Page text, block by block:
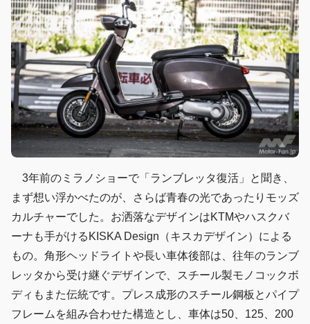
3年前のミラノショーで「ランブレッタ復活」と聞き、
まず想い浮かべたのが、さらば青春の光であったりモッズ
カルチャーでした。お洒落なデザインはKTMやハスクバ
ーナも手がけるKISKA Design（キスカデザイン）による
もの。角形ヘッドライトや長い車体後部は、往年のランブ
レッタから受け継ぐデザインで、スチール製モノコックボ
ディもまた伝統です。プレス成形のスチール鋼板とパイプ
フレームを組み合わせた構造とし、車体は50、125、200